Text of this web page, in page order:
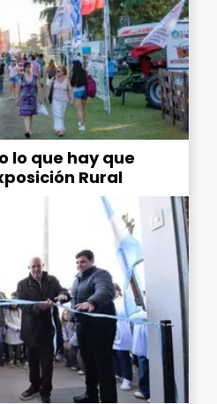
lo que hay que
Rural